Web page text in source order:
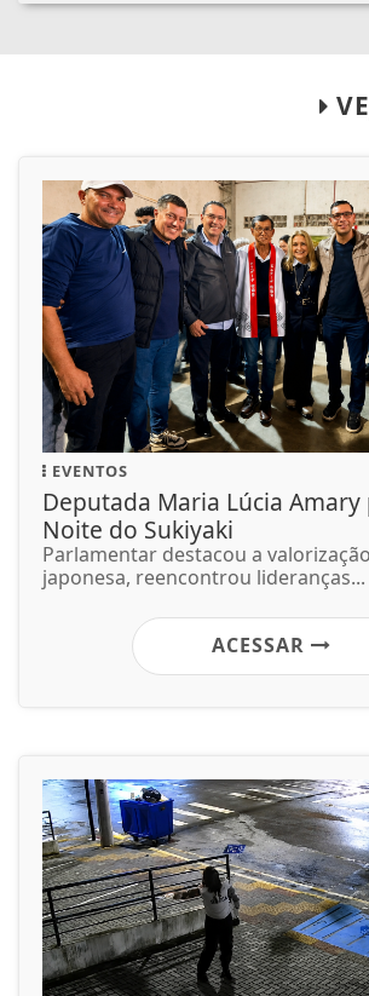
EVENTOS
Deputada Maria Lúcia
Noite do Sukiyaki
Parlamentar destacou a
japonesa, reencontrou lideranças...
ACESSAR